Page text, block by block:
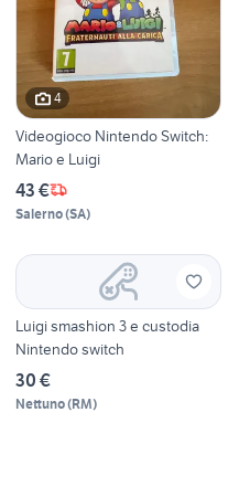
4
Videogioco Nintendo Switch:
Mario e Luigi
43 €
Salerno(SA)
Luigi smashion 3 e custodia
Nintendo switch
30 €
Nettuno(RM)